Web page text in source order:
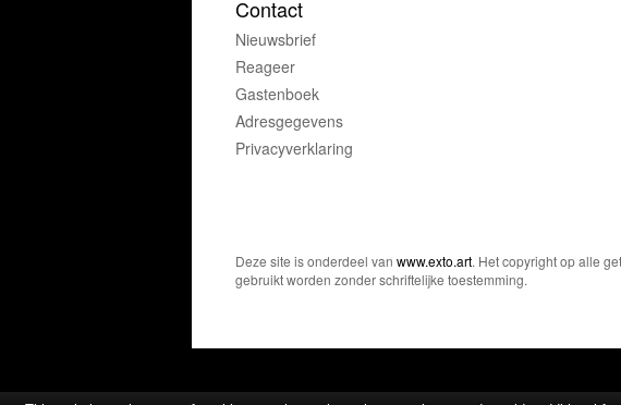
Contact
Nieuwsbrief
Reageer
Gastenboek
Adresgegevens
Privacyverklaring
Deze site is onderdeel van www.exto.art. Het copyright op alle
gebruikt worden zonder schriftelijke toestemming.